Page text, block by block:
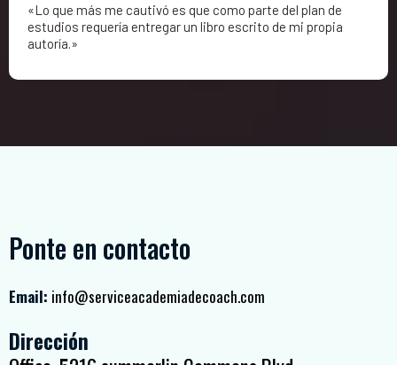
«Lo que más me cautivó es que como parte del plan de
estudios requería entregar un libro escrito de mi propia
autoría.»
Ponte en contacto
Email: info@serviceacademiadecoach.com
Dirección